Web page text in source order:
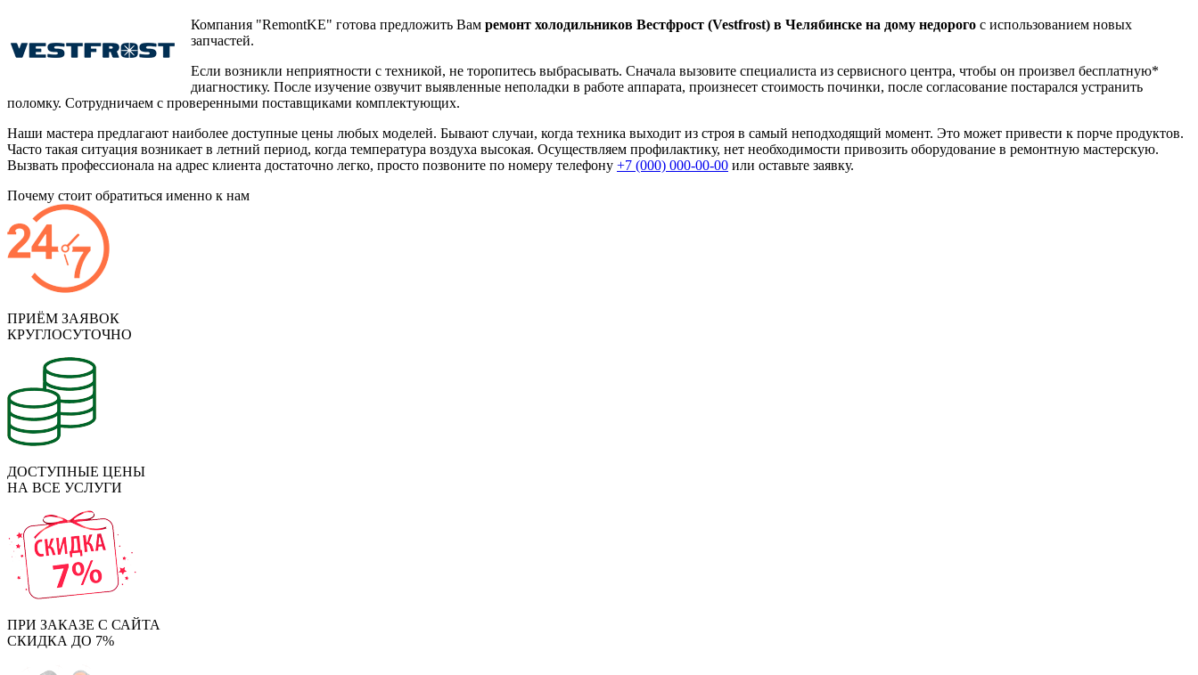
Компания "RemontKE" готова предложить Вам ремонт холодильников Вестфрост (Vestfrost) в Челябинске на дому недорого с использованием новых
запчастей.
Если возникли неприятности с техникой, не торопитесь выбрасывать. Сначала вызовите специалиста из сервисного центра, чтобы он произвел бесплатную*
диагностику. После изучение озвучит выявленные неполадки в работе аппарата, произнесет стоимость починки, после согласование постарался устранить
поломку. Сотрудничаем с проверенными поставщиками комплектующих.
Наши мастера предлагают наиболее доступные цены любых моделей. Бывают случаи, когда техника выходит из строя в самый неподходящий момент. Это может привести к порче продуктов.
Часто такая ситуация возникает в летний период, когда температура воздуха высокая. Осуществляем профилактику, нет необходимости привозить оборудование в ремонтную мастерскую.
Вызвать профессионала на адрес клиента достаточно легко, просто позвоните по номеру телефону +7 (000) 000-00-00 или оставьте заявку.
Почему стоит обратиться именно к нам
ПРИЁМ ЗАЯВОК
КРУГЛОСУТОЧНО
ДОСТУПНЫЕ ЦЕНЫ
НА ВСЕ УСЛУГИ
ПРИ ЗАКАЗЕ С САЙТА
СКИДКА ДО 7%